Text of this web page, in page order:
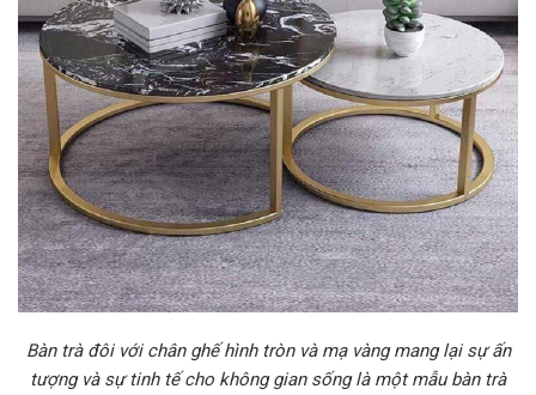
Bàn trà đôi với chân ghế hình tròn và mạ vàng mang lại sự ấn
tượng và sự tinh tế cho không gian sống là một mẫu bàn trà